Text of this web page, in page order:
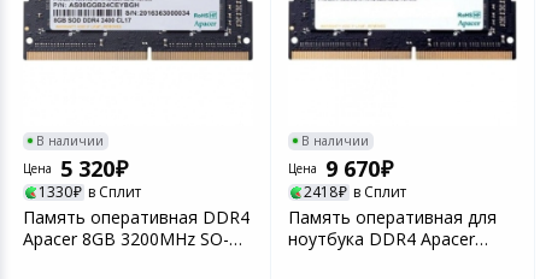
В наличии
Цена
5 320
1330 в Сплит
Память оперативная DDR4
Apacer 8GB 3200MHz SO-
В наличии
Цена
9 670
2418 в Сплит
Память оперативная для
ноутбука DDR4 Apacer